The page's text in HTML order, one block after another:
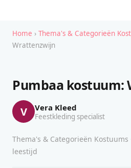
Home › Thema's & Categorieën
Wrattenzwijn
Pumbaa
V Vera Kleed
Feestkleding specialist
Thema's & Categorieën Kostuums
leestijd